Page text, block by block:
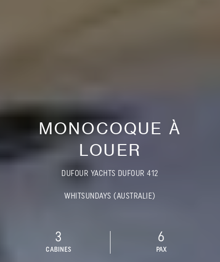
MONOCOQUE À
LOUER
DUFOUR YACHTS DUFOUR 412
WHITSUNDAYS (AUSTRALIE)
3
CABINES
6
PAX